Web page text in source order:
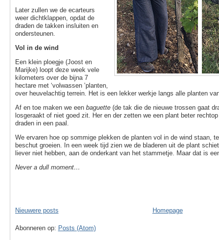
Later zullen we de ecarteurs
weer dichtklappen, opdat de
draden de takken insluiten en
ondersteunen.
Vol in de wind
Een klein ploegje (Joost en
Marijke) loopt deze week vele
kilometers over de bijna 7
hectare met ‘volwassen ’planten,
over heuvelachtig terrein. Het is een lekker werkje langs alle planten
Af en toe maken we een baguette(de tak die de nieuwe trossen gaat
losgeraakt of niet goed zit. Her en der zetten we een plant beter
draden in een paal.
We ervaren hoe op sommige plekken de planten vol in de wind staan,
beschut groeien. In een week tijd zien we de bladeren uit de plant
liever niet hebben, aan de onderkant van het stammetje. Maar dat is
Never a dull moment…
Nieuwere posts Homepage
Abonneren op: Posts (Atom)